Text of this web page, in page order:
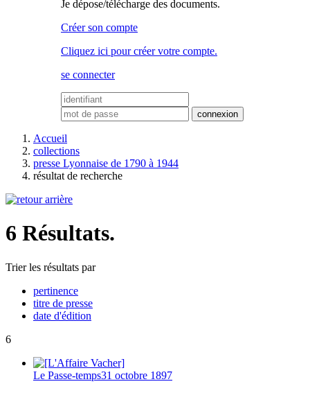
Je dépose/télécharge des documents.
Créer son compte
Cliquez ici pour créer votre compte.
se connecter
Accueil
collections
presse Lyonnaise de 1790 à 1944
résultat de recherche
6 Résultats.
Trier les résultats par
pertinence
titre de presse
date d'édition
6
Le Passe-temps31 octobre 1897